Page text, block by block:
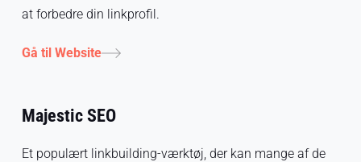
at forbedre din linkprofil.
Gå til Website
Majestic SEO
Et populært linkbuilding-værktøj, der kan mange af de